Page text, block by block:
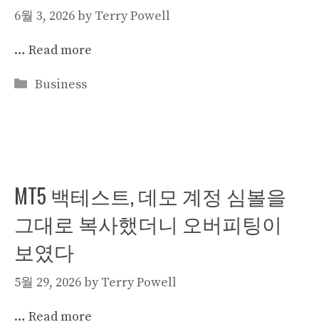
6월 3, 2026by Terry Powell
… Read more
Categories
Business
MT5 백테스트, 데모 계정 심볼을
그대로 복사했더니 오버피팅이
보였다
5월 29, 2026by Terry Powell
… Read more